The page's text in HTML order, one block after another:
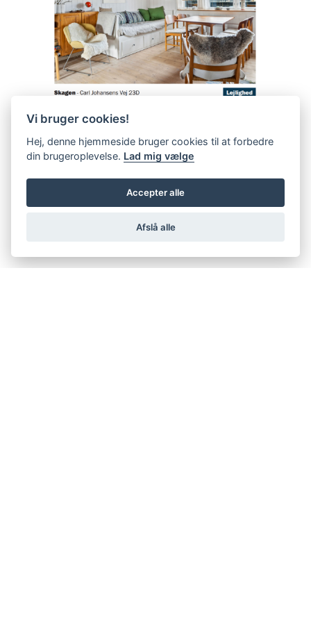
Vi bruger cookies!
Hej, denne hjemmeside bruger cookies til at forbedre
din brugeroplevelse. Lad mig vælge
Accepter alle
Afslå alle